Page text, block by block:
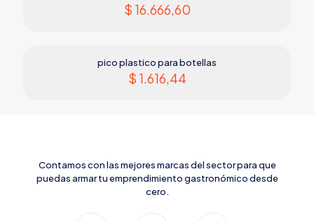
$ 16.666,60
pico plastico para botellas
$ 1.616,44
Contamos con las mejores marcas del sector para que
puedas armar tu emprendimiento gastronómico desde
cero.